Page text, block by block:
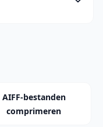
AIFF-bestanden
comprimeren